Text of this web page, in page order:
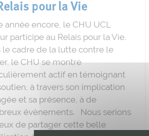
pour la Vie
année encore, le CHU UCL
participe au Relais pour la Vie.
le cadre de la lutte contre le
le CHU se montre
actif en témoignant
à travers son implication
et sa présence, à de
évènements. Nous serions
de partager cette belle